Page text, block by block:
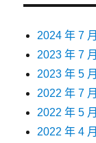
2024 年 7 月
2023 年 7 月
2023 年 5 月
2022 年 7 月
2022 年 5 月
2022 年 4 月